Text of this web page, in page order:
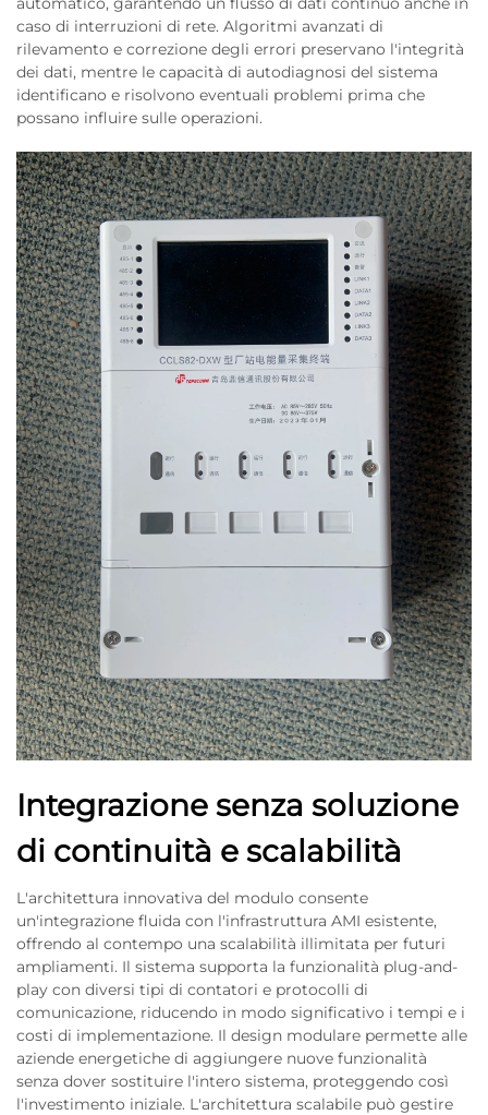
caso di interruzioni di rete. Algoritmi avanzati di
rilevamento e correzione degli errori preservano l'integrità
dei dati, mentre le capacità di autodiagnosi del sistema
identificano e risolvono eventuali problemi prima che
possano influire sulle operazioni.
Integrazione senza soluzione
di continuità e scalabilità
L'architettura innovativa del modulo consente
un'integrazione fluida con l'infrastruttura AMI esistente,
offrendo al contempo una scalabilità illimitata per futuri
ampliamenti. Il sistema supporta la funzionalità plug-and-
play con diversi tipi di contatori e protocolli di
comunicazione, riducendo in modo significativo i tempi e i
costi di implementazione. Il design modulare permette alle
aziende energetiche di aggiungere nuove funzionalità
senza dover sostituire l'intero sistema, proteggendo così
l'investimento iniziale. L'architettura scalabile può gestire